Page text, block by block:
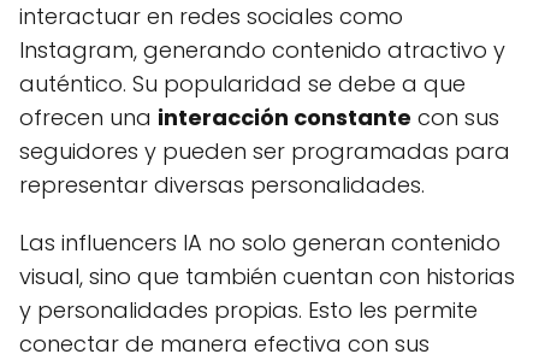
interactuar en redes sociales como
Instagram, generando contenido atractivo y
auténtico. Su popularidad se debe a que
ofrecen una interacción constante con sus
seguidores y pueden ser programadas para
representar diversas personalidades.
Las influencers IA no solo generan contenido
visual, sino que también cuentan con historias
y personalidades propias. Esto les permite
conectar de manera efectiva con sus